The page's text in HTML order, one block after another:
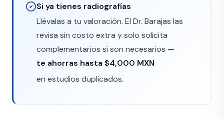
Si ya tienes radiografías
Llévalas a tu valoración. El Dr. Barajas las
revisa sin costo extra y solo solicita
complementarios si son necesarios —
te ahorras hasta $4,000 MXN
en estudios duplicados.